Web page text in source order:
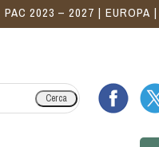
PAC 2023 – 2027 EUROPA
Cerca